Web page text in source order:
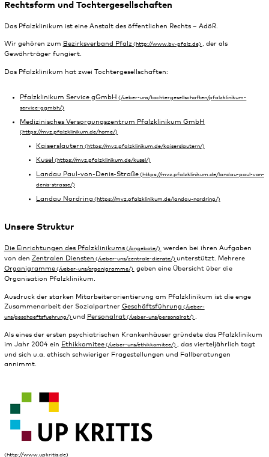
Rechtsform und Tochtergesellschaften
Das Pfalzklinikum ist eine Anstalt des öffentlichen Rechts – AdöR.
Wir gehören zum Bezirksverband Pfalz
, der als
Gewährträger fungiert.
Das Pfalzklinikum hat zwei Tochtergesellschaften:
Pfalzklinikum Service gGmbH
Medizinisches Versorgungszentrum Pfalzklinikum GmbH
Kaiserslautern
Kusel
Landau Paul-von-Denis-Straße
Landau Nordring
Unsere Struktur
Die Einrichtungen des Pfalzklinikums
werden bei ihren Aufgaben
von den Zentralen Diensten
unterstützt. Mehrere
Organigramme
geben eine Übersicht über die
Organisation Pfalzklinikum.
Ausdruck der starken Mitarbeiterorientierung am Pfalzklinikum ist die enge
Zusammenarbeit der Sozialpartner Geschäftsführung
und
Personalrat
Als eines der ersten psychiatrischen Krankenhäuser gründete das Pfalzklinikum
im Jahr 2004 ein Ethikkomitee
, das vierteljährlich tagt
und sich u.a. ethisch schwieriger Fragestellungen und Fallberatungen
annimmt.